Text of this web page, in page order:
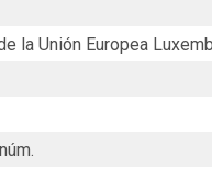
la Unión Europea